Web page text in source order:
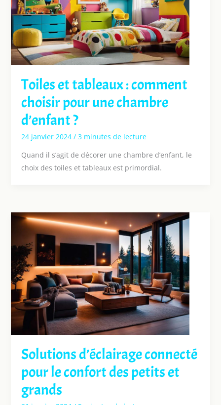
Toiles et tableaux : comment
choisir pour une chambre
d’enfant ?
24 janvier 2024 / 3 minutes de lecture
Quand il s’agit de décorer une chambre d’enfant, le
choix des toiles et tableaux est primordial.
Solutions d’éclairage connecté
pour le confort des petits et
grands